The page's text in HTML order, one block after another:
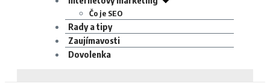
Čo je SEO
Rady a tipy
Zaujímavosti
Dovolenka